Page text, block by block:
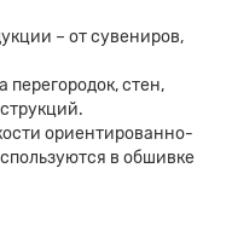
– от сувениров,
стен,
ориентированно-
в обшивке